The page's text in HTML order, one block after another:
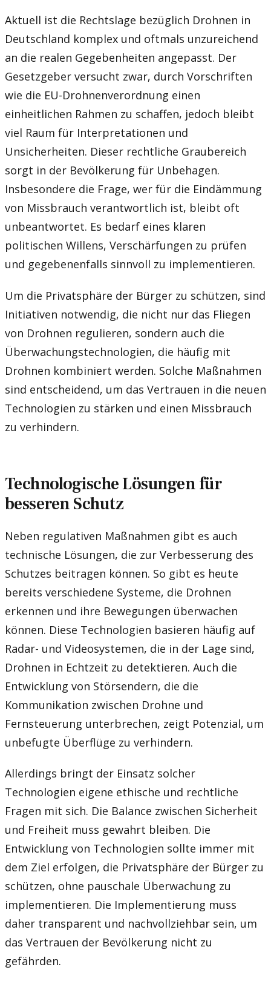
Aktuell ist die Rechtslage bezüglich Drohnen in
Deutschland komplex und oftmals unzureichend
an die realen Gegebenheiten angepasst. Der
Gesetzgeber versucht zwar, durch Vorschriften
wie die EU-Drohnenverordnung einen
einheitlichen Rahmen zu schaffen, jedoch bleibt
viel Raum für Interpretationen und
Unsicherheiten. Dieser rechtliche Graubereich
sorgt in der Bevölkerung für Unbehagen.
Insbesondere die Frage, wer für die Eindämmung
von Missbrauch verantwortlich ist, bleibt oft
unbeantwortet. Es bedarf eines klaren
politischen Willens, Verschärfungen zu prüfen
und gegebenenfalls sinnvoll zu implementieren.
Um die Privatsphäre der Bürger zu schützen, sind
Initiativen notwendig, die nicht nur das Fliegen
von Drohnen regulieren, sondern auch die
Überwachungstechnologien, die häufig mit
Drohnen kombiniert werden. Solche Maßnahmen
sind entscheidend, um das Vertrauen in die neuen
Technologien zu stärken und einen Missbrauch
zu verhindern.
Technologische Lösungen für
besseren Schutz
Neben regulativen Maßnahmen gibt es auch
technische Lösungen, die zur Verbesserung des
Schutzes beitragen können. So gibt es heute
bereits verschiedene Systeme, die Drohnen
erkennen und ihre Bewegungen überwachen
können. Diese Technologien basieren häufig auf
Radar- und Videosystemen, die in der Lage sind,
Drohnen in Echtzeit zu detektieren. Auch die
Entwicklung von Störsendern, die die
Kommunikation zwischen Drohne und
Fernsteuerung unterbrechen, zeigt Potenzial, um
unbefugte Überflüge zu verhindern.
Allerdings bringt der Einsatz solcher
Technologien eigene ethische und rechtliche
Fragen mit sich. Die Balance zwischen Sicherheit
und Freiheit muss gewahrt bleiben. Die
Entwicklung von Technologien sollte immer mit
dem Ziel erfolgen, die Privatsphäre der Bürger zu
schützen, ohne pauschale Überwachung zu
implementieren. Die Implementierung muss
daher transparent und nachvollziehbar sein, um
das Vertrauen der Bevölkerung nicht zu
gefährden.